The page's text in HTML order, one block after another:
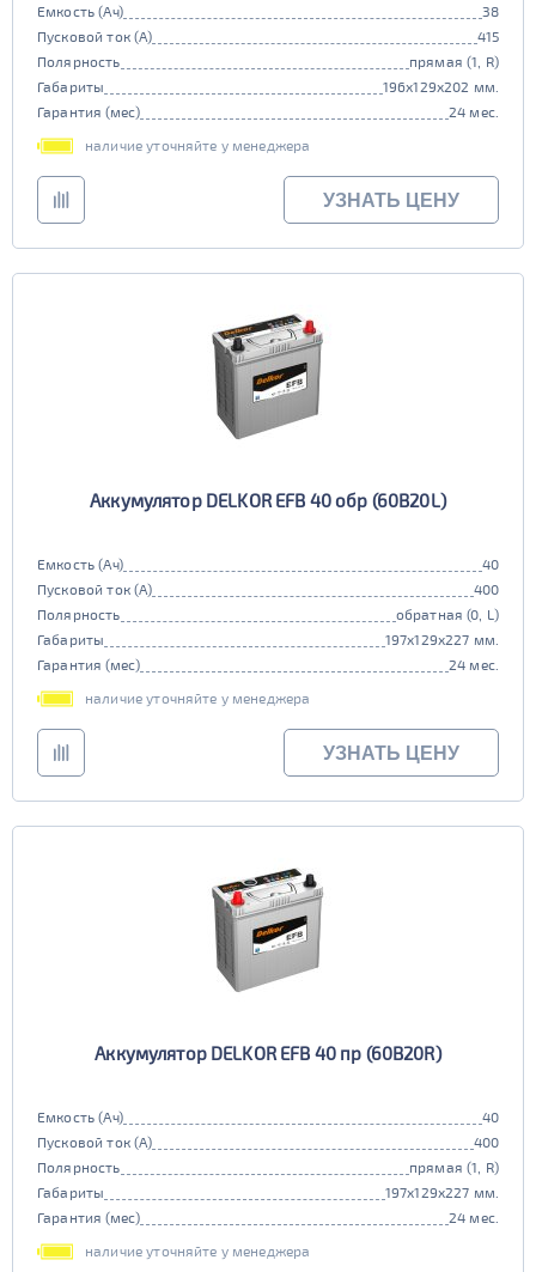
Емкость (Ач)
38
Пусковой ток (А)
415
Полярность
прямая (1, R)
Габариты
196x129x202 мм.
Гарантия (мес)
24 мес.
наличие уточняйте у менеджера
УЗНАТЬ ЦЕНУ
Аккумулятор DELKOR EFB 40 обр (60B20L)
Емкость (Ач)
40
Пусковой ток (А)
400
Полярность
обратная (0, L)
Габариты
197x129x227 мм.
Гарантия (мес)
24 мес.
наличие уточняйте у менеджера
УЗНАТЬ ЦЕНУ
Аккумулятор DELKOR EFB 40 пр (60B20R)
Емкость (Ач)
40
Пусковой ток (А)
400
Полярность
прямая (1, R)
Габариты
197x129x227 мм.
Гарантия (мес)
24 мес.
наличие уточняйте у менеджера